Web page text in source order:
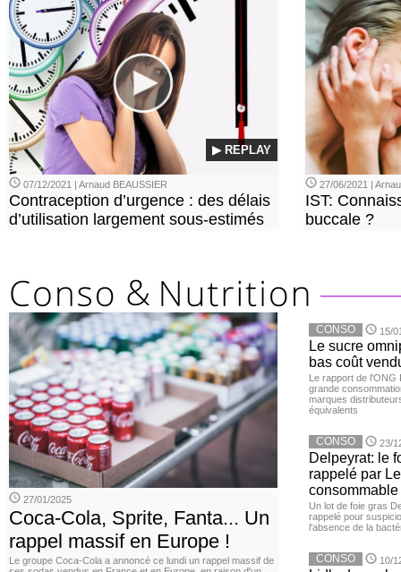
▶ REPLAY
07/12/2021 | Arnaud BEAUSSIER
Contraception d’urgence : des délais
d’utilisation largement sous-estimés
27/06/2021 |
IST:
buccale ?
27/01/2025
Coca-Cola, Sprite, Fanta... Un
rappel massif en Europe !
Le groupe Coca-Cola a annoncé ce lundi un rappel massif de
CONSO 15/
Le sucre
bas coût
Le rapport de l'ONG
grande
marques
équivalents
CONSO 23/
Delpeyrat: le
rappelé par
consommable
Un lot de foie gras
rappelé pour
l'absence de la
CONSO 10/